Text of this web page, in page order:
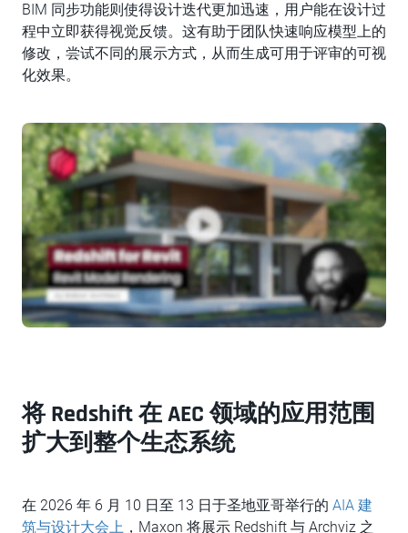
BIM 同步功能则使得设计迭代更加迅速，用户能在设计过
程中立即获得视觉反馈。这有助于团队快速响应模型上的
修改，尝试不同的展示方式，从而生成可用于评审的可视
化效果。
将 Redshift 在 AEC 领域的应用范围
扩大到整个生态系统
在 2026 年 6 月 10 日至 13 日于圣地亚哥举行的 AIA 建
筑与设计大会上 ，Maxon 将展示 Redshift 与 Archviz 之